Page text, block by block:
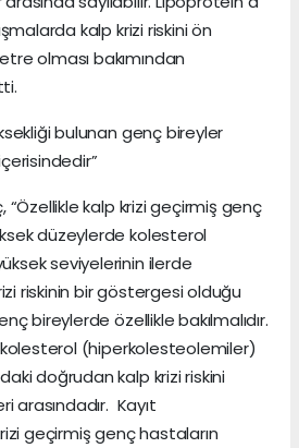
kalp krizi riskini ön
olması bakımından
bulunan genç bireyler
“Özellikle kalp krizi geçirmiş genç
düzeylerde kolesterol
seviyelerinin ilerde
riskinin bir göstergesi olduğu
bireylerde özellikle bakılmalıdır.
kolesterol (hiperkolesteolemiler)
doğrudan kalp krizi riskini
arasındadır. Kayıt
geçirmiş genç hastaların